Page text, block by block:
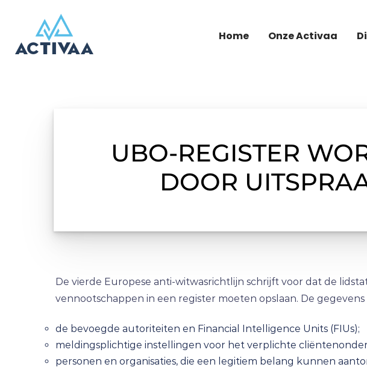
Home Onze Activaa
UBO-REGISTER
DOOR
De vierde Europese anti-witwasrichtlijn schrijft voor dat de
vennootschappen in een register moeten opslaan. De
de bevoegde autoriteiten en Financial Intelligence Units (FIUs);
meldingsplichtige instellingen voor het verplichte
personen en organisaties, die een legitiem belang kunnen